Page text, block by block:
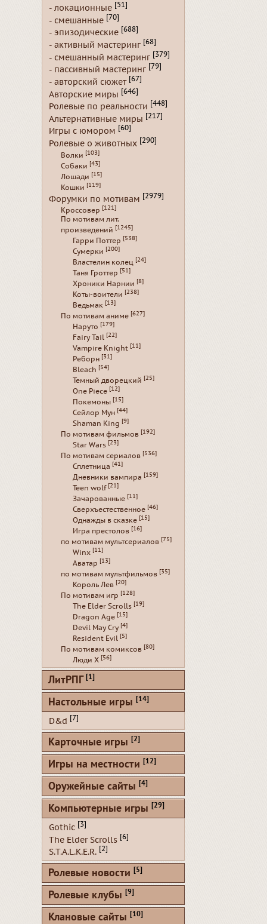
- локационные [51]
- смешанные [70]
- эпизодические [688]
- активный мастеринг [68]
- смешанный мастеринг [379]
- пассивный мастеринг [79]
- авторский сюжет [67]
Авторские миры [646]
Ролевые по реальности [448]
Альтернативные миры [217]
Игры с юмором [60]
Ролевые о животных [290]
Волки [103]
Собаки [43]
Лошади [15]
Кошки [119]
Форумки по мотивам [2979]
Кроссовер [121]
По мотивам лит.
произведений [1245]
Гарри Поттер [538]
Сумерки [200]
Властелин колец [24]
Таня Гроттер [51]
Хроники Нарнии [8]
Коты-воители [238]
Ведьмак [13]
По мотивам аниме [627]
Наруто [179]
Fairy Tail [22]
Vampire Knight [11]
Реборн [31]
Bleach [54]
Темный дворецкий [25]
One Piece [12]
Покемоны [15]
Сейлор Мун [44]
Shaman King [9]
По мотивам фильмов [192]
Star Wars [23]
По мотивам сериалов [536]
Сплетница [41]
Дневники вампира [159]
Teen wolf [21]
Зачарованные [11]
Сверхъестественное [46]
Однажды в сказке [15]
Игра престолов [16]
по мотивам мультсериалов [75]
Winx [11]
Аватар [13]
по мотивам мультфильмов [35]
Король Лев [20]
По мотивам игр [128]
The Elder Scrolls [19]
Dragon Age [15]
Devil May Cry [4]
Resident Evil [5]
По мотивам комиксов [80]
Люди Х [56]
ЛитРПГ [1]
Настольные игры [14]
D&d [7]
Карточные игры [2]
Игры на местности [12]
Оружейные сайты [4]
Компьютерные игры [29]
Gothic [3]
The Elder Scrolls [6]
S.T.A.L.K.E.R. [2]
Ролевые новости [5]
Ролевые клубы [9]
Клановые сайты [10]